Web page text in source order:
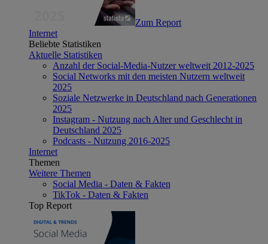
Zum Report
Internet
Beliebte Statistiken
Aktuelle Statistiken
Anzahl der Social-Media-Nutzer weltweit 2012-2025
Social Networks mit den meisten Nutzern weltweit
2025
Soziale Netzwerke in Deutschland nach Generationen
2025
Instagram - Nutzung nach Alter und Geschlecht in
Deutschland 2025
Podcasts - Nutzung 2016-2025
Internet
Themen
Weitere Themen
Social Media - Daten & Fakten
TikTok - Daten & Fakten
Top Report